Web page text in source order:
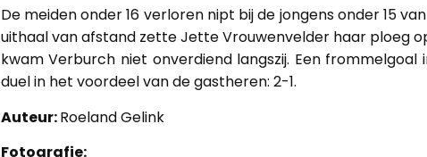
De meiden onder 16 verloren nipt bij de jongens onder 15
uithaal van afstand zette Jette Vrouwenvelder haar ploeg
kwam Verburch niet onverdiend langszij. Een
duel in het voordeel van de gastheren: 2-1.
Auteur:Roeland Gelink
Fotografie: